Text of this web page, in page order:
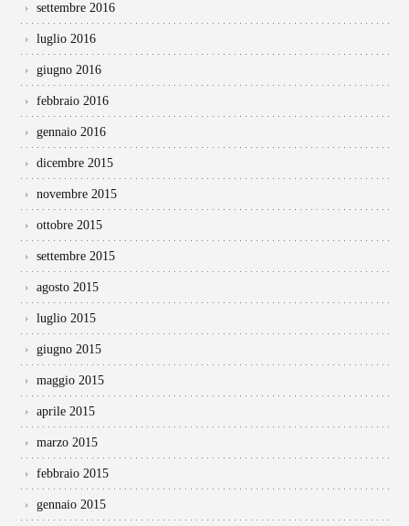
settembre 2016
luglio 2016
giugno 2016
febbraio 2016
gennaio 2016
dicembre 2015
novembre 2015
ottobre 2015
settembre 2015
agosto 2015
luglio 2015
giugno 2015
maggio 2015
aprile 2015
marzo 2015
febbraio 2015
gennaio 2015